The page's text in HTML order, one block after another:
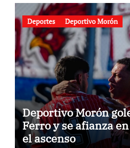
Deportes Deportivo Morón
Deportivo Morón
Ferro y se afianza
el ascenso